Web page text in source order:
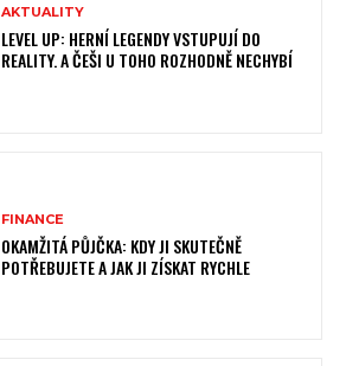
AKTUALITY
LEVEL UP: HERNÍ LEGENDY VSTUPUJÍ DO
REALITY. A ČEŠI U TOHO ROZHODNĚ NECHYBÍ
FINANCE
OKAMŽITÁ PŮJČKA: KDY JI SKUTEČNĚ
POTŘEBUJETE A JAK JI ZÍSKAT RYCHLE